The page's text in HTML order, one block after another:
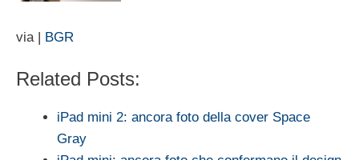
via | BGR
Related Posts:
iPad mini 2: ancora foto della cover Space
Gray